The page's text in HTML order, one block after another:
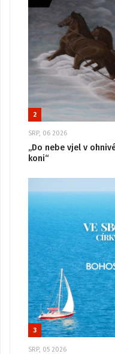
2
SRP, 06 2026
„Do nebe vjel v
koni“
3
SRP, 05 2026